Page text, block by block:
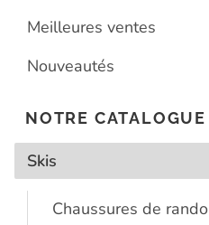
Meilleures ventes
Nouveautés
NOTRE CATALOGUE
Skis
Chaussures de rando